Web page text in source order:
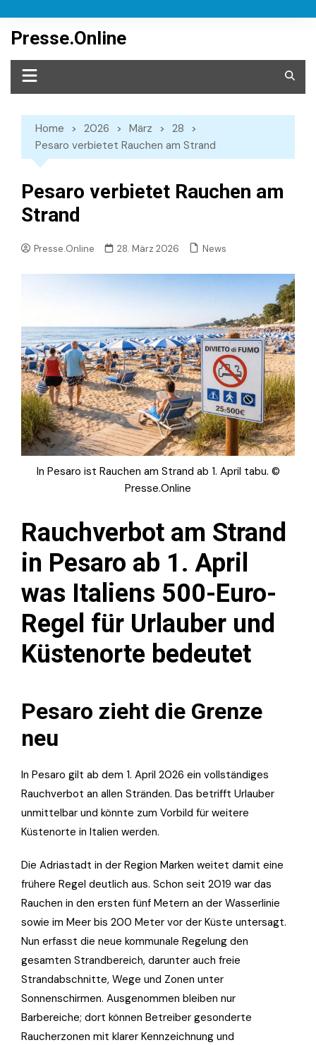
content
Presse.Online
Home 2026 März
28
Pesaro verbietet Rauchen am Strand
Pesaro verbietet Rauchen am
Strand
Presse.Online 28. März 2026 News
In Pesaro ist Rauchen am Strand ab 1. April tabu. ©
Presse.Online
Rauchverbot am Strand
in Pesaro ab 1. April
was Italiens 500-Euro-
Regel für Urlauber und
Küstenorte bedeutet
Pesaro zieht die Grenze
neu
In Pesaro gilt ab dem 1. April 2026 ein vollständiges
Rauchverbot an allen Stränden. Das betrifft Urlauber
unmittelbar und könnte zum Vorbild für weitere
Küstenorte in Italien werden.
Die Adriastadt in der Region Marken weitet damit eine
frühere Regel deutlich aus. Schon seit 2019 war das
Rauchen in den ersten fünf Metern an der Wasserlinie
sowie im Meer bis 200 Meter vor der Küste untersagt.
Nun erfasst die neue kommunale Regelung den
gesamten Strandbereich, darunter auch freie
Strandabschnitte, Wege und Zonen unter
Sonnenschirmen. Ausgenommen bleiben nur
Barbereiche; dort können Betreiber gesonderte
Raucherzonen mit klarer Kennzeichnung und